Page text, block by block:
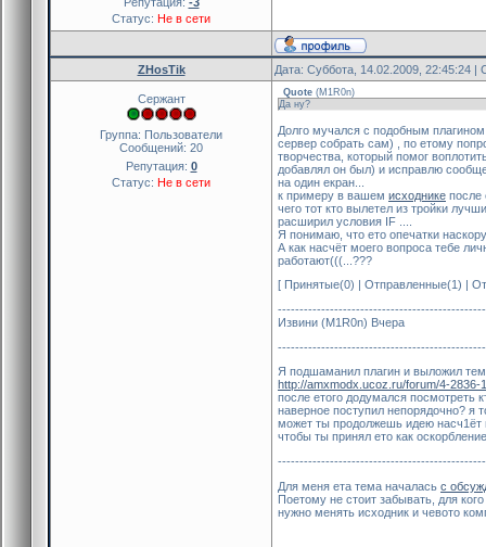
Статус: Не в сети
ZHosTik Дата: Суббота, 14.02.2009, 22:45:24
Сержант
Группа: Пользователи
Сообщений: 20
Репутация: 0
Статус: Не в сети
Quote (M1R0n)
Да ну?
Долго мучался с подобным
сервер собрать сам) , по етому
творчества, который помог
добавлял он был) и исправлю
на один екран...
к примеру в вашем исходнике после
чего тот кто вылетел из тройки
расширил условия IF ....
Я понимаю, что ето опечатки
А как насчёт моего вопроса тебе
работают(((...???
[ Принятые(0) | Отправленные(1) |
Извини (M1R0n) Вчера
Я подшаманил плагин и выложил
http://amxmodx.ucoz.ru/forum/4-2836-
после етого додумался посмотреть
наверное поступил непорядочно? я
может ты продолжешь идею насч1ёт
чтобы ты принял ето как
Для меня ета тема началась с
Поетому не стоит забывать, для
нужно менять исходник и чевото